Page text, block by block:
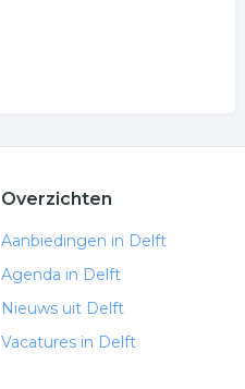
Overzichten
Aanbiedingen in Delft
Agenda in Delft
Nieuws uit Delft
Vacatures in Delft